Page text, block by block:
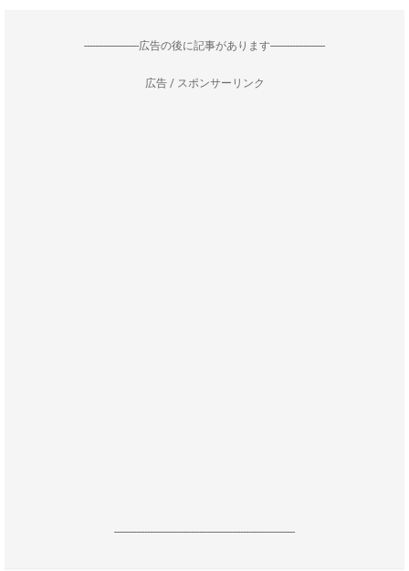
--------------------広告の後に記事があります--------------------
広告 / スポンサーリンク
------------------------------------------------------------------